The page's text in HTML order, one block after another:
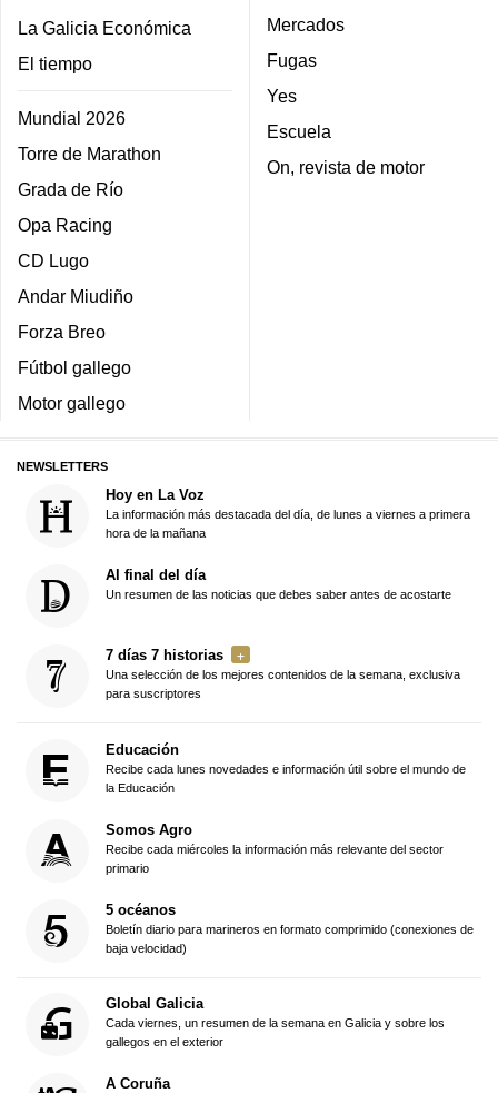
La Galicia Económica
El tiempo
Mundial 2026
Torre de Marathon
Grada de Río
Opa Racing
CD Lugo
Andar Miudiño
Forza Breo
Fútbol gallego
Motor gallego
Mercados
Fugas
Yes
Escuela
On, revista de motor
NEWSLETTERS
Hoy en La Voz
La información más destacada del día, de lunes a viernes a primera
hora de la mañana
Al final del día
Un resumen de las noticias que debes saber antes de acostarte
7 días 7 historias
Una selección de los mejores contenidos de la semana, exclusiva
para suscriptores
Educación
Recibe cada lunes novedades e información útil sobre el mundo de
la Educación
Somos Agro
Recibe cada miércoles la información más relevante del sector
primario
5 océanos
Boletín diario para marineros en formato comprimido (conexiones de
baja velocidad)
Global Galicia
Cada viernes, un resumen de la semana en Galicia y sobre los
gallegos en el exterior
A Coruña